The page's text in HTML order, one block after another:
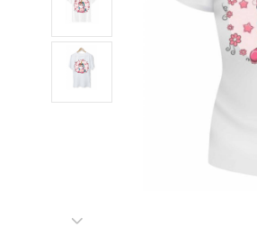
Ropa, calzado y accesorios
Mamá y bebé
Salud, belleza y cuidado personal
Bebidas